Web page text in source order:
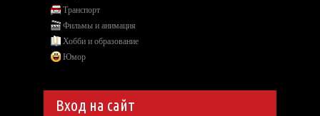
Транспорт
Фильмы и анимация
Хобби и образование
Юмор
Вход на сайт